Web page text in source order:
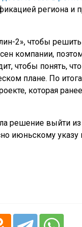
региона
2», чтобы
компании,
чтобы понять,
плане. По
которая
решение выйти
июньскому указу